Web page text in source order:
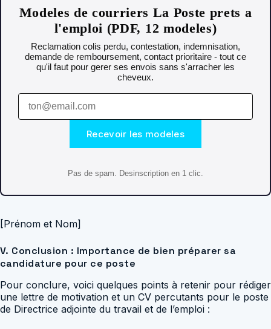
Modeles de courriers La Poste prets a
l'emploi (PDF, 12 modeles)
Reclamation colis perdu, contestation, indemnisation,
demande de remboursement, contact prioritaire - tout ce
qu'il faut pour gerer ses envois sans s'arracher les
cheveux.
Recevoir les modeles
Pas de spam. Desinscription en 1 clic.
[Prénom et Nom]
V. Conclusion : Importance de bien préparer sa
candidature pour ce poste
Pour conclure, voici quelques points à retenir pour rédiger
une lettre de motivation et un CV percutants pour le poste
de Directrice adjointe du travail et de l’emploi :